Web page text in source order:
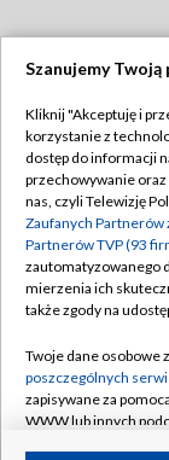
Abonament
Emisja w TVP
Centrum
Naziemna
Rada
System NOS
Informacje o
Szanujemy
Kliknij "Akceptuję i
korzystanie z
dostęp do informacji
przechowywanie
nas, czyli Telewizję
Zaufanych Partnerów
Partnerów TVP (93
zautomatyzowanego
mierzenia ich
także zgody na
Twoje dane osobowe
poszczególnych
zapisywane za
WWW lub innych